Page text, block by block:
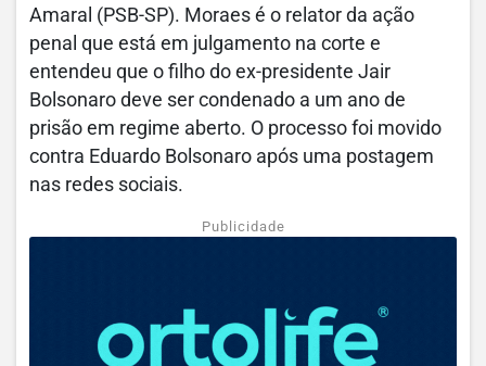
Amaral (PSB-SP). Moraes é o relator da ação
penal que está em julgamento na corte e
entendeu que o filho do ex-presidente Jair
Bolsonaro deve ser condenado a um ano de
prisão em regime aberto. O processo foi movido
contra Eduardo Bolsonaro após uma postagem
nas redes sociais.
Publicidade